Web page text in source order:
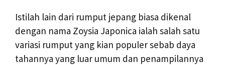
Istilah lain dari rumput jepang biasa dikenal
dengan nama Zoysia Japonica ialah salah satu
variasi rumput yang kian populer sebab daya
tahannya yang luar umum dan penampilannya